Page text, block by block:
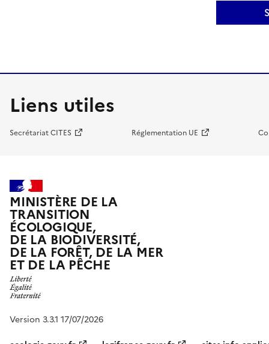
Liens utiles
Secrétariat CITES Réglementation UE
MINISTÈRE DE LA
TRANSITION
ÉCOLOGIQUE,
DE LA BIODIVERSITÉ,
DE LA FORÊT, DE LA MER
ET DE LA PÊCHE
Version 3.3.1 17/07/2026